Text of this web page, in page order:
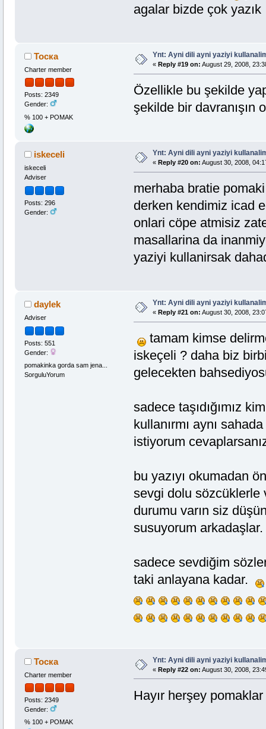
agalar bizde çok
Тоска
Charter member
Posts: 2349
Gender:
% 100 + POMAK
Ynt: Ayni dili ayni yaziyi
« Reply #19 on: August 29, 2008,
Özellikle bu şekilde
şekilde bir davranışın
iskeceli
iskeceli
Adviser
Posts: 296
Gender:
Ynt: Ayni dili ayni yaziyi
« Reply #20 on: August 30, 2008,
merhaba bratie
derken kendimiz icad
onlari cöpe atmisiz
masallarina da
yaziyi kullanirsak
daylek
Adviser
Posts: 551
Gender:
pomakinka gorda sam jena...
SorguluYorum
Ynt: Ayni dili ayni yaziyi
« Reply #21 on: August 30, 2008,
tamam kimse
iskeçeli ? daha biz
gelecekten
sadece taşıdığımız
kullanırmı aynı
istiyorum
bu yazıyı okumadan
sevgi dolu sözcüklerle
durumu varın siz
susuyorum arkadaşlar.
sadece sevdiğim
taki anlayana kadar.
Тоска
Charter member
Posts: 2349
Gender:
% 100 + POMAK
Ynt: Ayni dili ayni yaziyi
« Reply #22 on: August 30, 2008,
Hayır herşey